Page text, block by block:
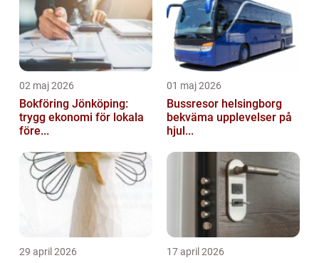
02 maj 2026
Bokföring Jönköping:
trygg ekonomi för lokala
före...
01 maj 2026
Bussresor helsingborg
bekväma upplevelser på
hjul...
29 april 2026 17 april 2026